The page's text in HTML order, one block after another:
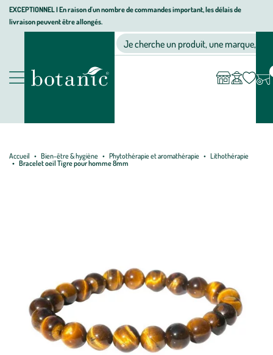
Aller
Aller
au
Aller
au
page
EXCEPTIONNEL I En raison d'un nombre de commandes important, les délais de
livraison peuvent être allongés.
Nos produits
Jardinerie écologique, animalerie, décoration, alimentation bio
Je cherche un produit, une marque, un
compte
Accueil Bien-être & hygiène Phytothérapie et aromathérapie
Lithothérapie
Bracelet oeil Tigre pour homme 8mm